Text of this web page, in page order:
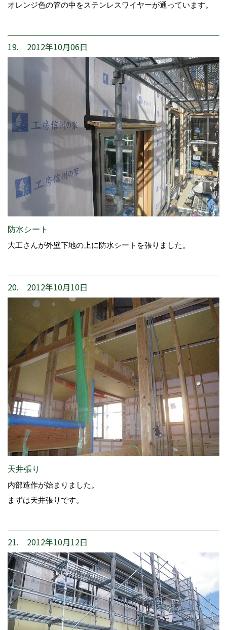
オレンジ色の管の中をステンレスワイヤーが通っています。
19. 2012年10月06日
防水シート
大工さんが外壁下地の上に防水シートを張りました。
20. 2012年10月10日
天井張り
内部造作が始まりました。
まずは天井張りです。
21. 2012年10月12日